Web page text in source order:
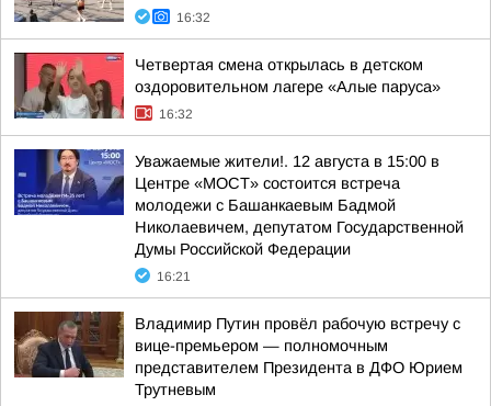
16:32
Четвертая смена открылась в детском
оздоровительном лагере «Алые паруса»
16:32
Уважаемые жители!. 12 августа в 15:00 в
Центре «МОСТ» состоится встреча
молодежи с Башанкаевым Бадмой
Николаевичем, депутатом Государственной
Думы Российской Федерации
16:21
Владимир Путин провёл рабочую встречу с
вице-премьером — полномочным
представителем Президента в ДФО Юрием
Трутневым